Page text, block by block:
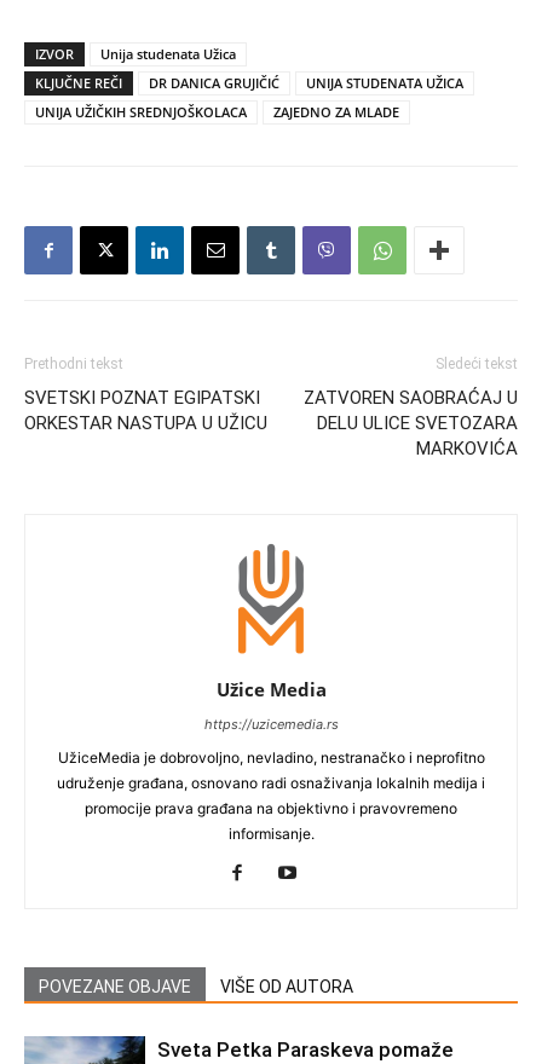
IZVOR
Unija studenata Užica
KLJUČNE REČI
DR DANICA GRUJIČIĆ
UNIJA STUDENATA UŽICA
UNIJA UŽIČKIH SREDNJOŠKOLACA
ZAJEDNO ZA MLADE
Prethodni tekst
SVETSKI POZNAT EGIPATSKI
ORKESTAR NASTUPA U UŽICU
Sledeći tekst
ZATVOREN SAOBRAĆAJ U
DELU ULICE SVETOZARA
MARKOVIĆA
Užice Media
https://uzicemedia.rs
UžiceMedia je dobrovoljno, nevladino, nestranačko i neprofitno
udruženje građana, osnovano radi osnaživanja lokalnih medija i
promocije prava građana na objektivno i pravovremeno
informisanje.
POVEZANE OBJAVE VIŠE OD AUTORA
Sveta Petka Paraskeva pomaže